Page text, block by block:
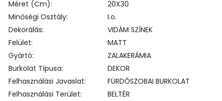
Méret (cm)
20X30
Minőségi Osztály
I.o.
Dekorálás
VIDÁM SZÍNEK
Felület
MATT
Gyártó
ZALAKERÁMIA
Burkolat Típusa
DEKOR
Felhasználási Javaslat
FÜRDŐSZOBAI BURKOLAT
Felhasználási Terület
BELTÉR